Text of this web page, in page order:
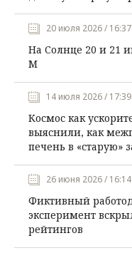
20 июля 2026 / 16:37
На Солнце 20 и 21
М
14 июля 2026 / 17:39
Космос как
выяснили, как
печень в «старую»
26 июня 2026 / 16:14
Фиктивный
эксперимент
рейтингов